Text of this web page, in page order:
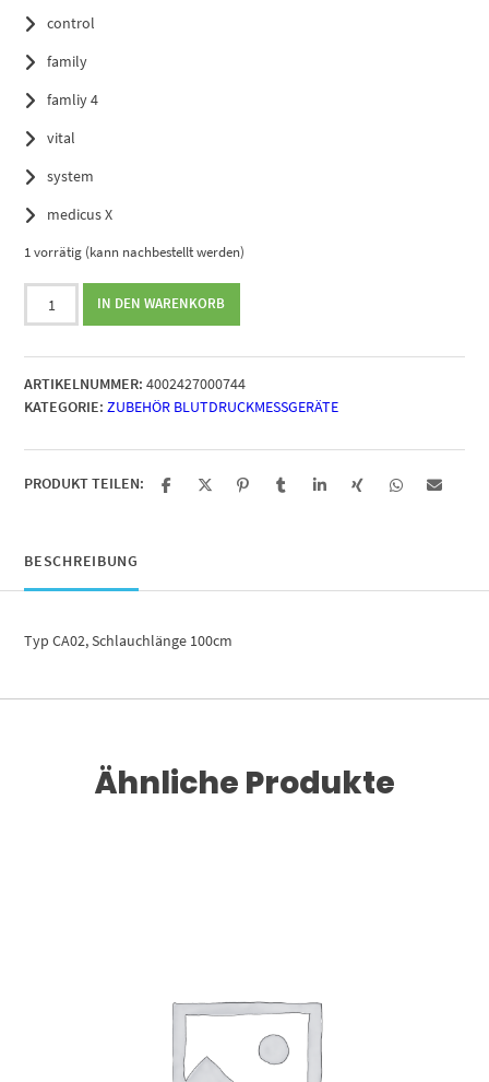
control
family
famliy 4
vital
system
medicus X
1 vorrätig (kann nachbestellt werden)
für
Erwachsene
Menge
IN DEN WARENKORB
ARTIKELNUMMER: 4002427000744
KATEGORIE: ZUBEHÖR BLUTDRUCKMESSGERÄTE
PRODUKT TEILEN:
BESCHREIBUNG
Typ CA02, Schlauchlänge 100cm
Ähnliche Produkte